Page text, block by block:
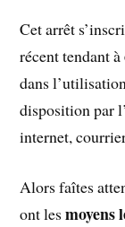
Cet arrêt
récent tendant à
dans
disposition par
internet,
Alors faîtes
ont lesmoyens